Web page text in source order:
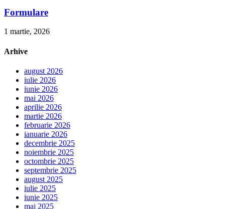
Formulare
1 martie, 2026
Arhive
august 2026
iulie 2026
iunie 2026
mai 2026
aprilie 2026
martie 2026
februarie 2026
ianuarie 2026
decembrie 2025
noiembrie 2025
octombrie 2025
septembrie 2025
august 2025
iulie 2025
iunie 2025
mai 2025